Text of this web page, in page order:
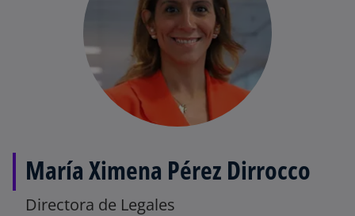
María Ximena Pérez Dirrocco
Directora de Legales